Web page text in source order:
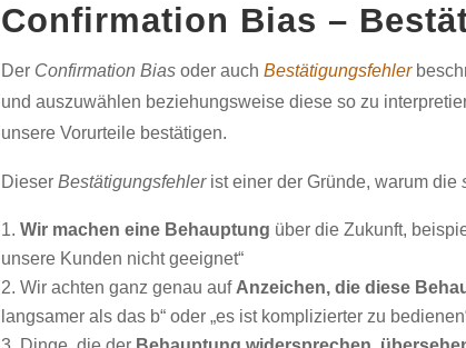
Confirmation Bias –
Der Confirmation Biasoder auch Bestätigungsfehler
und auszuwählen beziehungsweise diese so zu
unsere Vorurteile bestätigen.
Dieser Bestätigungsfehlerist einer der Gründe, warum die
Wir machen eine Behauptung über die Zukunft,
unsere Kunden nicht geeignet“
Wir achten ganz genau auf Anzeichen, die diese
langsamer als das b“ oder „es ist komplizierter zu